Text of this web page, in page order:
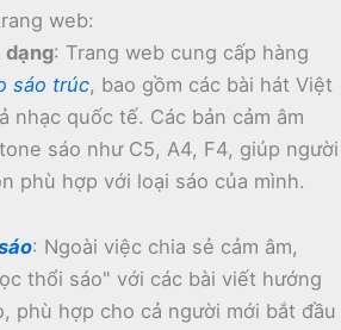
web:
dạng: Trang web cung cấp hàng
sáo trúc, bao gồm các bài hát Việt
nhạc quốc tế. Các bản cảm âm
sáo như C5, A4, F4, giúp người
phù hợp với loại sáo của mình.
: Ngoài việc chia sẻ cảm âm,
thổi sáo" với các bài viết hướng
phù hợp cho cả người mới bắt đầu